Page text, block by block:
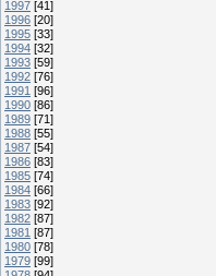
1997 [41]
1996 [20]
1995 [33]
1994 [32]
1993 [59]
1992 [76]
1991 [96]
1990 [86]
1989 [71]
1988 [55]
1987 [54]
1986 [83]
1985 [74]
1984 [66]
1983 [92]
1982 [87]
1981 [87]
1980 [78]
1979 [99]